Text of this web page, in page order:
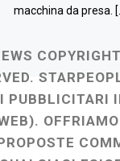
macchina da presa.
PUBBLICITARI